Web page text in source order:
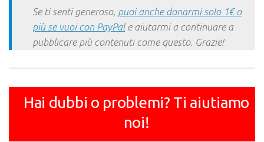
Se ti senti generoso, puoi anche donarmi solo 1€ o
più se vuoi con PayPale aiutarmi a continuare a
pubblicare più contenuti come questo. Grazie!
Hai dubbi o problemi? Ti aiutiamo
noi!